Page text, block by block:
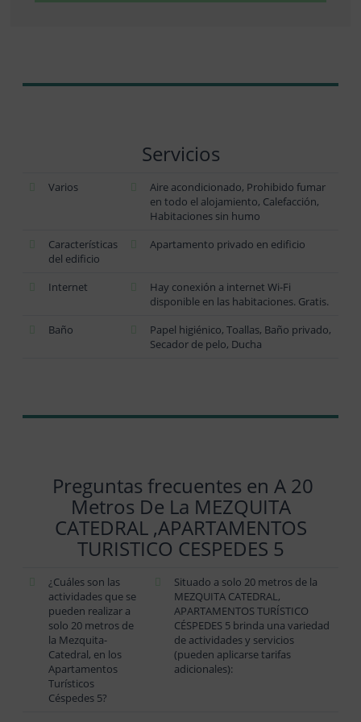
Servicios
Varios
Aire acondicionado, Prohibido fumar
en todo el alojamiento, Calefacción,
Habitaciones sin humo
Características
del edificio
Apartamento privado en edificio
Internet
Hay conexión a internet Wi-Fi
disponible en las habitaciones. Gratis.
Baño
Papel higiénico, Toallas, Baño privado,
Secador de pelo, Ducha
Preguntas frecuentes en A 20
Metros De La MEZQUITA
CATEDRAL ,APARTAMENTOS
TURISTICO CESPEDES 5
¿Cuáles son las
actividades que se
pueden realizar a
solo 20 metros de
la Mezquita-
Catedral, en los
Apartamentos
Turísticos
Céspedes 5?
Situado a solo 20 metros de la
MEZQUITA CATEDRAL,
APARTAMENTOS TURÍSTICO
CÉSPEDES 5 brinda una variedad
de actividades y servicios
(pueden aplicarse tarifas
adicionales):